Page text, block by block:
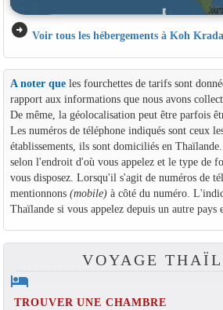
arrow_circle_right Voir tous les hébergements à Koh
A noter queles fourchettes de tarifs sont
rapport aux informations que nous avons
De même, la géolocalisation peut être parfois
Les numéros de téléphone indiqués sont ceux
établissements, ils sont domiciliés en
selon l'endroit d'où vous appelez et le type de
vous disposez. Lorsqu'il s'agit de numéros de
mentionnons (mobile)à côté du numéro.
Thaïlande si vous appelez depuis un autre pays
VOYAGE
hotel
TROUVER UNE CHAMBRE